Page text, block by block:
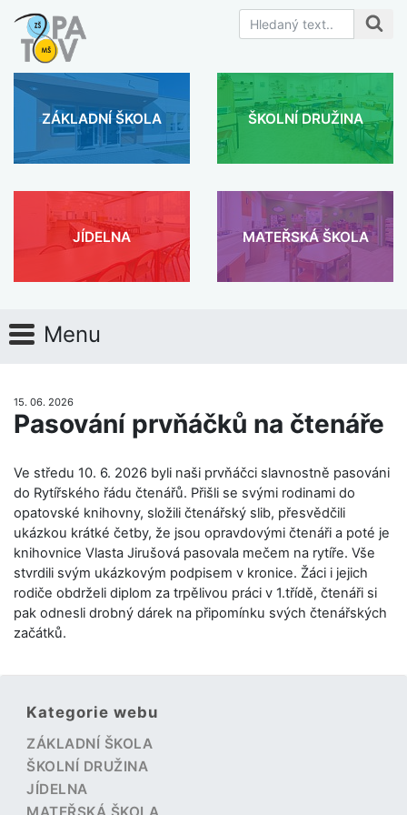
ZÁKLADNÍ ŠKOLA ŠKOLNÍ DRUŽINA
JÍDELNA MATEŘSKÁ ŠKOLA
Menu
15. 06. 2026
Pasování prvňáčků na čtenáře
Ve středu 10. 6. 2026 byli naši prvňáčci slavnostně pasováni
do Rytířského řádu čtenářů. Přišli se svými rodinami do
opatovské knihovny, složili čtenářský slib, přesvědčili
ukázkou krátké četby, že jsou opravdovými čtenáři a poté je
knihovnice Vlasta Jirušová pasovala mečem na rytíře. Vše
stvrdili svým ukázkovým podpisem v kronice. Žáci i jejich
rodiče obdrželi diplom za trpělivou práci v 1.třídě, čtenáři si
pak odnesli drobný dárek na připomínku svých čtenářských
začátků.
Kategorie webu
ZÁKLADNÍ ŠKOLA
ŠKOLNÍ DRUŽINA
JÍDELNA